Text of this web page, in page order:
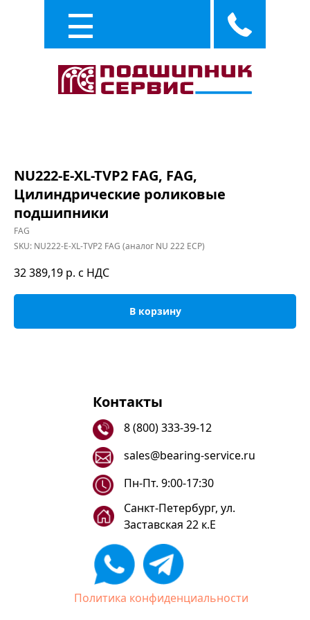
NU222-E-XL-TVP2 FAG, FAG,
Цилиндрические роликовые
подшипники
FAG
SKU: NU222-E-XL-TVP2 FAG (аналог NU 222 ECP)
32 389,19 р. с НДС
В корзину
Контакты
8 (800) 333-39-12
sales@bearing-service.ru
Санкт-Петербург, ул.
Заставская 22 к.Е
Пн-Пт. 9:00-17:30
Политика конфиденциальности